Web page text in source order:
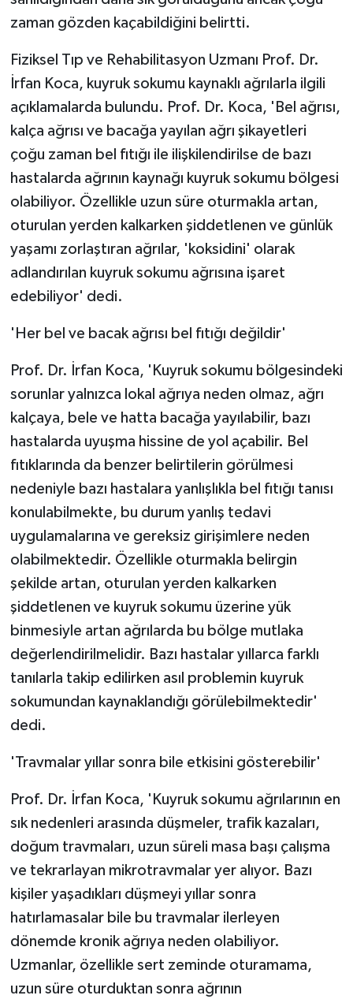
zaman gözden kaçabildiğini belirtti.
Fiziksel Tıp ve Rehabilitasyon Uzmanı Prof. Dr.
İrfan Koca, kuyruk sokumu kaynaklı ağrılarla ilgili
açıklamalarda bulundu. Prof. Dr. Koca, 'Bel ağrısı,
kalça ağrısı ve bacağa yayılan ağrı şikayetleri
çoğu zaman bel fıtığı ile ilişkilendirilse de bazı
hastalarda ağrının kaynağı kuyruk sokumu bölgesi
olabiliyor. Özellikle uzun süre oturmakla artan,
oturulan yerden kalkarken şiddetlenen ve günlük
yaşamı zorlaştıran ağrılar, 'koksidini' olarak
adlandırılan kuyruk sokumu ağrısına işaret
edebiliyor' dedi.
'Her bel ve bacak ağrısı bel fıtığı değildir'
Prof. Dr. İrfan Koca, 'Kuyruk sokumu bölgesindeki
sorunlar yalnızca lokal ağrıya neden olmaz, ağrı
kalçaya, bele ve hatta bacağa yayılabilir, bazı
hastalarda uyuşma hissine de yol açabilir. Bel
fıtıklarında da benzer belirtilerin görülmesi
nedeniyle bazı hastalara yanlışlıkla bel fıtığı tanısı
konulabilmekte, bu durum yanlış tedavi
uygulamalarına ve gereksiz girişimlere neden
olabilmektedir. Özellikle oturmakla belirgin
şekilde artan, oturulan yerden kalkarken
şiddetlenen ve kuyruk sokumu üzerine yük
binmesiyle artan ağrılarda bu bölge mutlaka
değerlendirilmelidir. Bazı hastalar yıllarca farklı
tanılarla takip edilirken asıl problemin kuyruk
sokumundan kaynaklandığı görülebilmektedir'
dedi.
'Travmalar yıllar sonra bile etkisini gösterebilir'
Prof. Dr. İrfan Koca, 'Kuyruk sokumu ağrılarının en
sık nedenleri arasında düşmeler, trafik kazaları,
doğum travmaları, uzun süreli masa başı çalışma
ve tekrarlayan mikrotravmalar yer alıyor. Bazı
kişiler yaşadıkları düşmeyi yıllar sonra
hatırlamasalar bile bu travmalar ilerleyen
dönemde kronik ağrıya neden olabiliyor.
Uzmanlar, özellikle sert zeminde oturamama,
uzun süre oturduktan sonra ağrının
GÜNDEM
Güvenlik
İNSAN
İş Dünyası
Jandarma
Kadın
KÜLTÜR SANAT
MAGAZİN
Otomobil
POLİTİKA
Sağlık
SİYASET
SPOR HABERLERİ
TEKNOLOJİ
ÜLKE GÜNDEMİ
YAŞAM